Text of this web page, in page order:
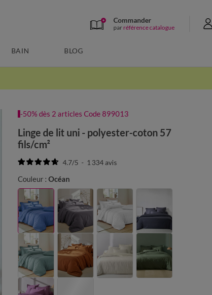
Commander
par référence catalogue
BAIN BLOG
-50% dès 2 articles Code 899013
Linge de lit uni - polyester-coton 57
fils/cm²
4.7/5 - 1 334avis
Couleur : Océan